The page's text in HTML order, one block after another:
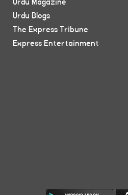
Urdu Blogs
The Express Tribune
Express Entertainment